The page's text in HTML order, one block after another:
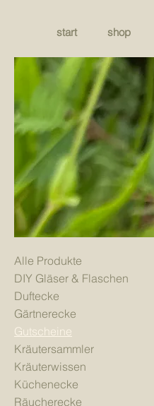
start shop
Alle Produkte
DIY Gläser & Flaschen
Duftecke
Gärtnerecke
Gutscheine
Kräutersammler
Kräuterwissen
Küchenecke
Räucherecke